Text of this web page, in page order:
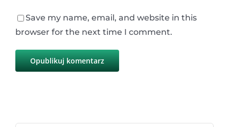
Save my name, email, and website in this
browser for the next time I comment.